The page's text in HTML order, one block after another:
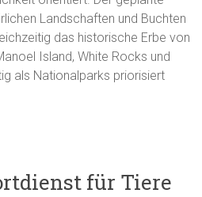
Landschaften und Buchten
das historische Erbe von
Island, White Rocks und
als Nationalparks priorisiert
für Tiere